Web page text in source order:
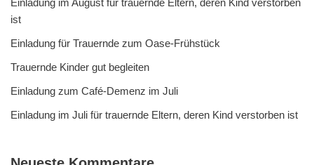
Einladung im August für trauernde Eltern, deren Kind verstorben
ist
Einladung für Trauernde zum Oase-Frühstück
Trauernde Kinder gut begleiten
Einladung zum Café-Demenz im Juli
Einladung im Juli für trauernde Eltern, deren Kind verstorben ist